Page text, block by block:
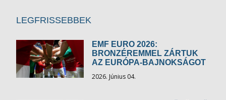
LEGFRISSEBBEK
EMF EURO 2026:
BRONZÉREMMEL ZÁRTUK
AZ EURÓPA-BAJNOKSÁGOT
2026. Június 04.